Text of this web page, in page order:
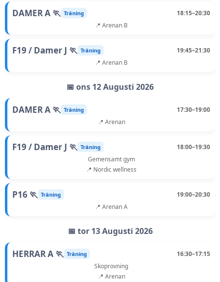
DAMER A 🏃 Träning
18:15–20:30
📍 Arenan B
F19 / Damer J 🏃 Träning
19:45–21:30
📍 Arenan B
📅 ons 12 Augusti 2026
DAMER A 🏃 Träning
17:30–19:00
📍 Arenan
F19 / Damer J 🏃 Träning
18:00–19:30
Gemensamt gym
📍 Nordic wellness
P16 🏃 Träning
19:00–20:30
📍 Arenan A
📅 tor 13 Augusti 2026
HERRAR A 🏃 Träning
16:30–17:15
Skoprovning
📍 Arenan